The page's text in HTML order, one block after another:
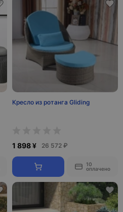
Кресло из ротанга Gliding
1 898 ¥ 26 572 ₽
10
оплачено